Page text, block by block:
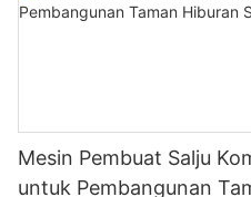
Mesin Pembuat Salju
untuk Pembangunan